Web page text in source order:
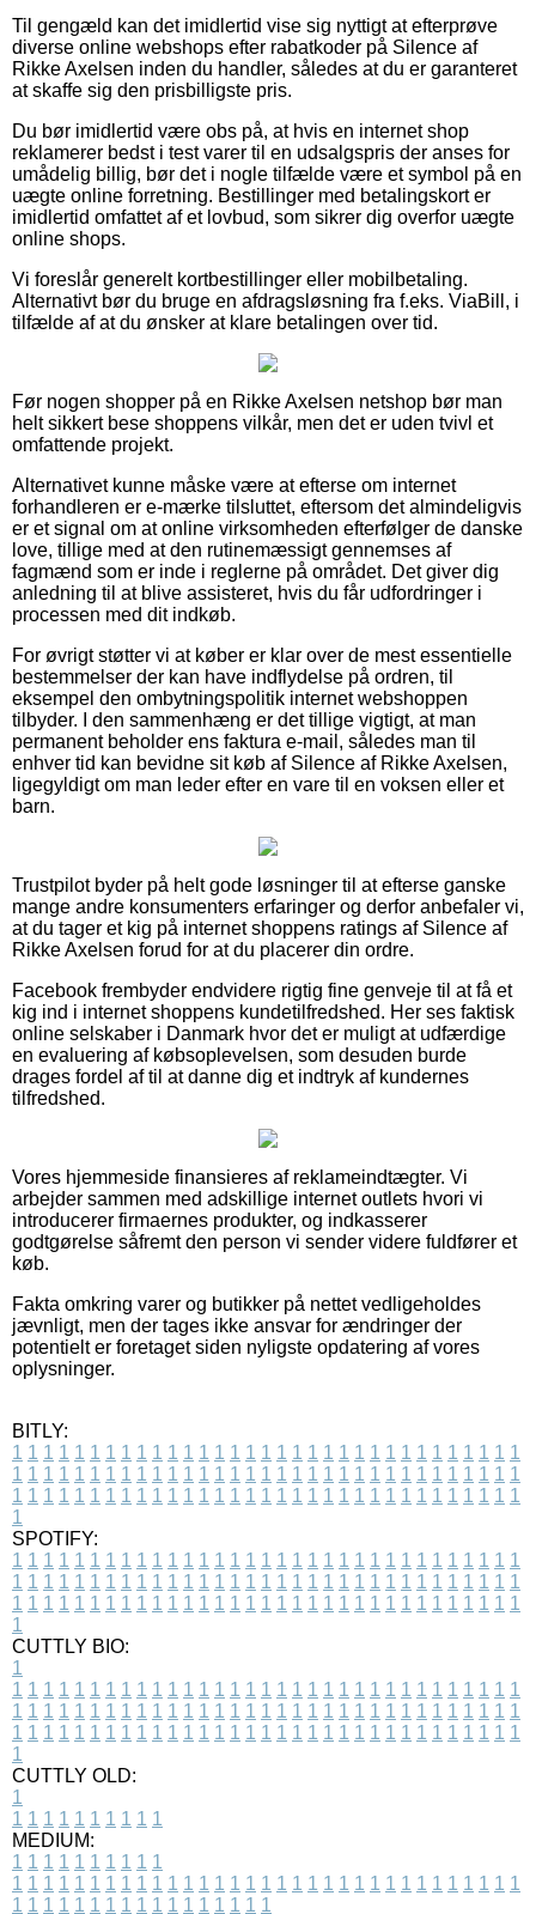
Til gengæld kan det imidlertid vise sig nyttigt at efterprøve
diverse online webshops efter rabatkoder på Silence af
Rikke Axelsen inden du handler, således at du er garanteret
at skaffe sig den prisbilligste pris.
Du bør imidlertid være obs på, at hvis en internet shop
reklamerer bedst i test varer til en udsalgspris der anses for
umådelig billig, bør det i nogle tilfælde være et symbol på en
uægte online forretning. Bestillinger med betalingskort er
imidlertid omfattet af et lovbud, som sikrer dig overfor uægte
online shops.
Vi foreslår generelt kortbestillinger eller mobilbetaling.
Alternativt bør du bruge en afdragsløsning fra f.eks. ViaBill, i
tilfælde af at du ønsker at klare betalingen over tid.
Før nogen shopper på en Rikke Axelsen netshop bør man
helt sikkert bese shoppens vilkår, men det er uden tvivl et
omfattende projekt.
Alternativet kunne måske være at efterse om internet
forhandleren er e-mærke tilsluttet, eftersom det almindeligvis
er et signal om at online virksomheden efterfølger de danske
love, tillige med at den rutinemæssigt gennemses af
fagmænd som er inde i reglerne på området. Det giver dig
anledning til at blive assisteret, hvis du får udfordringer i
processen med dit indkøb.
For øvrigt støtter vi at køber er klar over de mest essentielle
bestemmelser der kan have indflydelse på ordren, til
eksempel den ombytningspolitik internet webshoppen
tilbyder. I den sammenhæng er det tillige vigtigt, at man
permanent beholder ens faktura e-mail, således man til
enhver tid kan bevidne sit køb af Silence af Rikke Axelsen,
ligegyldigt om man leder efter en vare til en voksen eller et
barn.
Trustpilot byder på helt gode løsninger til at efterse ganske
mange andre konsumenters erfaringer og derfor anbefaler vi,
at du tager et kig på internet shoppens ratings af Silence af
Rikke Axelsen forud for at du placerer din ordre.
Facebook frembyder endvidere rigtig fine genveje til at få et
kig ind i internet shoppens kundetilfredshed. Her ses faktisk
online selskaber i Danmark hvor det er muligt at udfærdige
en evaluering af købsoplevelsen, som desuden burde
drages fordel af til at danne dig et indtryk af kundernes
tilfredshed.
Vores hjemmeside finansieres af reklameindtægter. Vi
arbejder sammen med adskillige internet outlets hvori vi
introducerer firmaernes produkter, og indkasserer
godtgørelse såfremt den person vi sender videre fuldfører et
køb.
Fakta omkring varer og butikker på nettet vedligeholdes
jævnligt, men der tages ikke ansvar for ændringer der
potentielt er foretaget siden nyligste opdatering af vores
oplysninger.
BITLY:
1 1 1 1 1 1 1 1 1 1 1 1 1 1 1 1 1 1 1 1 1 1 1 1 1 1 1 1 1 1 1 1 1
1 1 1 1 1 1 1 1 1 1 1 1 1 1 1 1 1 1 1 1 1 1 1 1 1 1 1 1 1 1 1 1 1
1 1 1 1 1 1 1 1 1 1 1 1 1 1 1 1 1 1 1 1 1 1 1 1 1 1 1 1 1 1 1 1 1
1
SPOTIFY:
1 1 1 1 1 1 1 1 1 1 1 1 1 1 1 1 1 1 1 1 1 1 1 1 1 1 1 1 1 1 1 1 1
1 1 1 1 1 1 1 1 1 1 1 1 1 1 1 1 1 1 1 1 1 1 1 1 1 1 1 1 1 1 1 1 1
1 1 1 1 1 1 1 1 1 1 1 1 1 1 1 1 1 1 1 1 1 1 1 1 1 1 1 1 1 1 1 1 1
1
CUTTLY BIO:
1
1 1 1 1 1 1 1 1 1 1 1 1 1 1 1 1 1 1 1 1 1 1 1 1 1 1 1 1 1 1 1 1 1
1 1 1 1 1 1 1 1 1 1 1 1 1 1 1 1 1 1 1 1 1 1 1 1 1 1 1 1 1 1 1 1 1
1 1 1 1 1 1 1 1 1 1 1 1 1 1 1 1 1 1 1 1 1 1 1 1 1 1 1 1 1 1 1 1 1
1
CUTTLY OLD:
1
1 1 1 1 1 1 1 1 1 1
MEDIUM:
1 1 1 1 1 1 1 1 1 1
1 1 1 1 1 1 1 1 1 1 1 1 1 1 1 1 1 1 1 1 1 1 1 1 1 1 1 1 1 1 1 1 1
1 1 1 1 1 1 1 1 1 1 1 1 1 1 1 1 1